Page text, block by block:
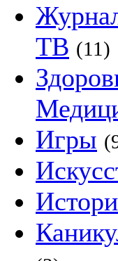
ТВ (11)
Игры